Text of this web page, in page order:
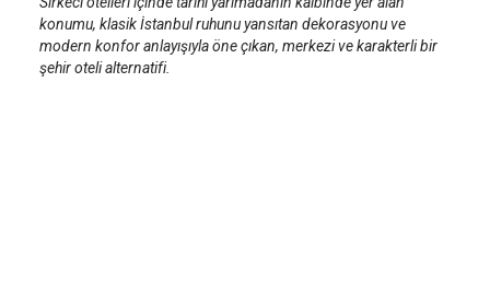
konumu, klasik İstanbul ruhunu yansıtan dekorasyonu ve
modern konfor anlayışıyla öne çıkan, merkezi ve karakterli bir
şehir oteli alternatifi.